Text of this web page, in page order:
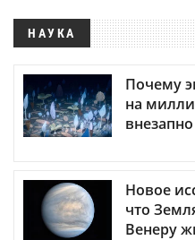
НАУКА
Почему
на
Новое
что
Венеру